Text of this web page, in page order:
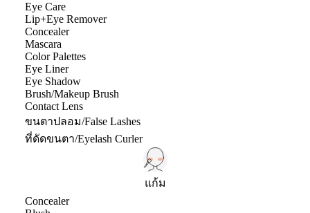
Eye Care
Lip+Eye Remover
Concealer
Mascara
Color Palettes
Eye Liner
Eye Shadow
Brush/Makeup Brush
Contact Lens
ขนตาปลอม/False Lashes
ที่ดัดขนตา/Eyelash Curler
แก้ม
Concealer